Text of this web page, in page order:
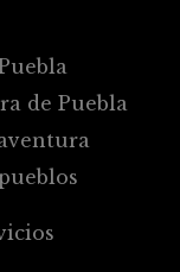
de Puebla